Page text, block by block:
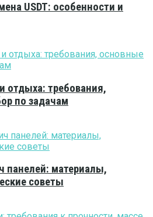
USDT: особенности и
отдыха: требования,
по задачам
панелей: материалы,
советы